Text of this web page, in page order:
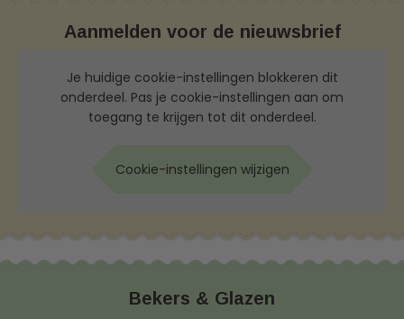
Aanmelden voor de nieuwsbrief
Je huidige cookie-instellingen blokkeren dit
onderdeel. Pas je cookie-instellingen aan om
toegang te krijgen tot dit onderdeel.
Cookie-instellingen wijzigen
Bekers & Glazen